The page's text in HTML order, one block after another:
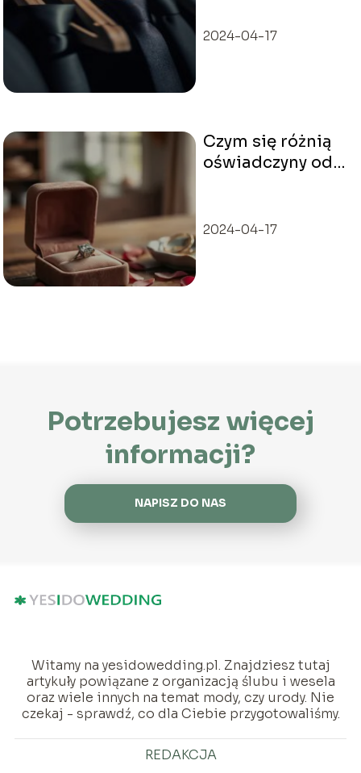
2024-04-17
Czym się różnią
oświadczyny od
2024-04-17
Potrzebujesz więcej
informacji?
NAPISZ DO NAS
Witamy na yesidowedding.pl. Znajdziesz tutaj
artykuły powiązane z organizacją ślubu i wesela
oraz wiele innych na temat mody, czy urody. Nie
czekaj - sprawdź, co dla Ciebie przygotowaliśmy.
REDAKCJA